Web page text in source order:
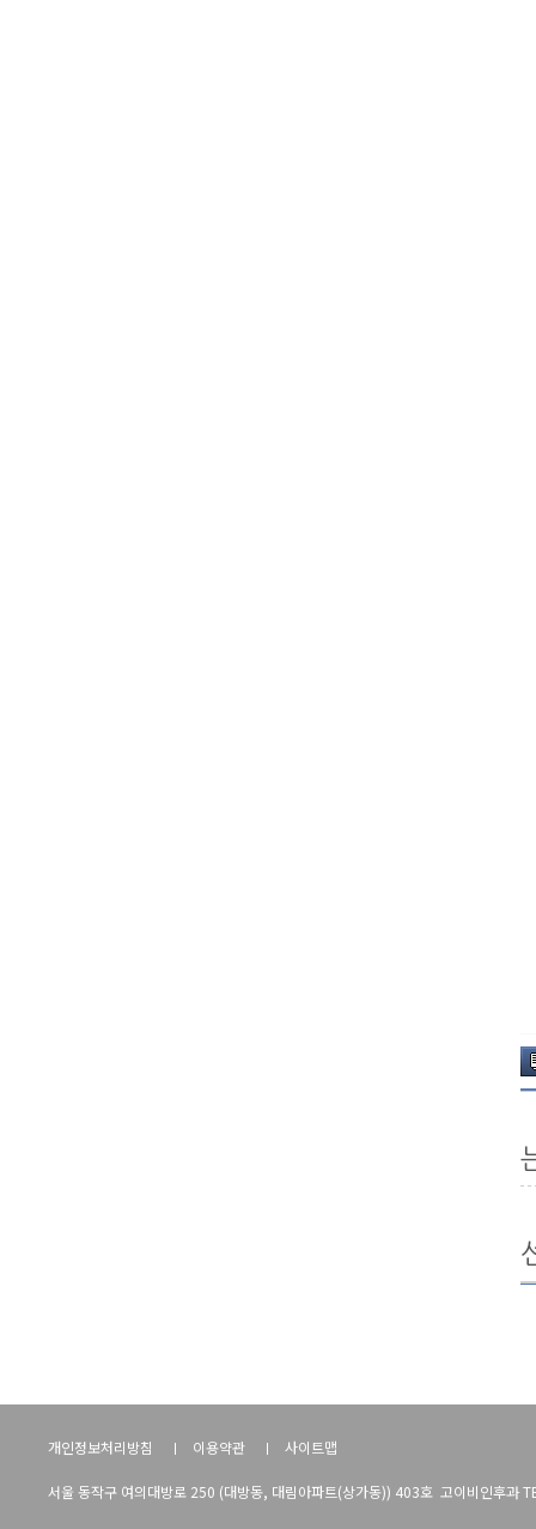
개인정보처리방침 이용약관 사이트맵
서울 동작구 여의대방로 250 (대방동, 대림아파트(상가동)) 403호 고이비인후